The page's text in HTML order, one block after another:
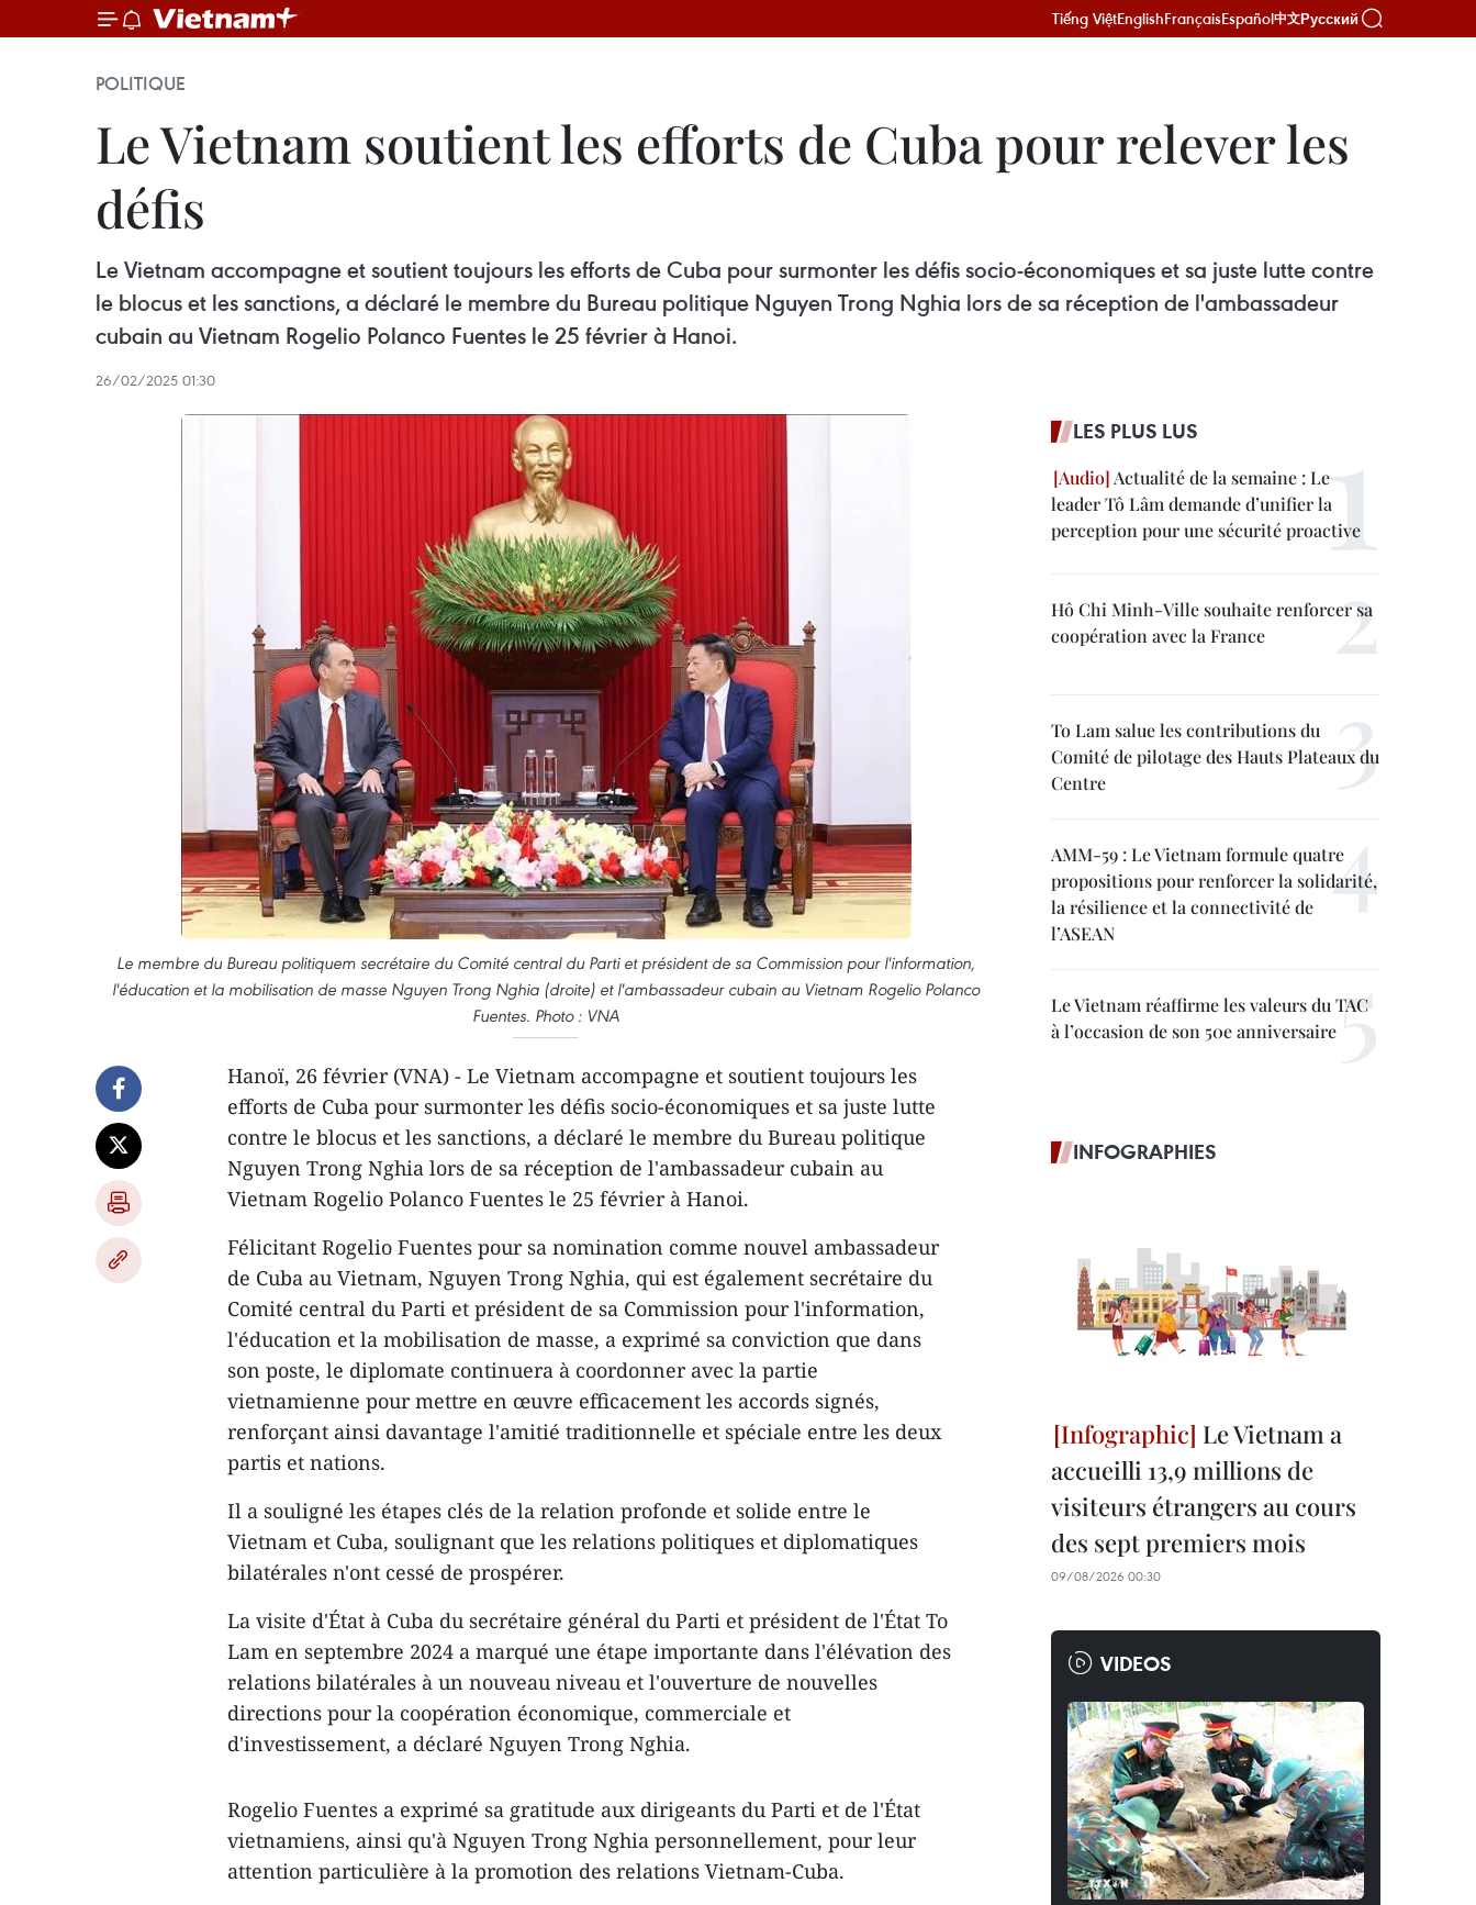
Tiếng ViệtEnglishFrançaisEspañol中文Русский
POLITIQUE
Le Vietnam soutient les efforts de Cuba pour relever les
défis
Le Vietnam accompagne et soutient toujours les efforts de Cuba pour surmonter les défis socio-économiques et sa juste lutte contre
le blocus et les sanctions, a déclaré le membre du Bureau politique Nguyen Trong Nghia lors de sa réception de l'ambassadeur
cubain au Vietnam Rogelio Polanco Fuentes le 25 février à Hanoi.
26/02/2025 01:30
Le membre du Bureau politiquem secrétaire du Comité central du Parti et président de sa Commission pour l'information,
l'éducation et la mobilisation de masse Nguyen Trong Nghia (droite) et l'ambassadeur cubain au Vietnam Rogelio Polanco
Fuentes. Photo : VNA
Hanoï, 26 février (VNA) - Le Vietnam accompagne et soutient toujours les
efforts de Cuba pour surmonter les défis socio-économiques et sa juste lutte
contre le blocus et les sanctions, a déclaré le membre du Bureau politique
Nguyen Trong Nghia lors de sa réception de l'ambassadeur cubain au
Vietnam Rogelio Polanco Fuentes le 25 février à Hanoi.
Félicitant Rogelio Fuentes pour sa nomination comme nouvel ambassadeur
de Cuba au Vietnam, Nguyen Trong Nghia, qui est également secrétaire du
Comité central du Parti et président de sa Commission pour l'information,
l'éducation et la mobilisation de masse, a exprimé sa conviction que dans
son poste, le diplomate continuera à coordonner avec la partie
vietnamienne pour mettre en œuvre efficacement les accords signés,
renforçant ainsi davantage l'amitié traditionnelle et spéciale entre les deux
partis et nations.
Il a souligné les étapes clés de la relation profonde et solide entre le
Vietnam et Cuba, soulignant que les relations politiques et diplomatiques
bilatérales n'ont cessé de prospérer.
La visite d'État à Cuba du secrétaire général du Parti et président de l'État To
Lam en septembre 2024 a marqué une étape importante dans l'élévation des
relations bilatérales à un nouveau niveau et l'ouverture de nouvelles
directions pour la coopération économique, commerciale et
d'investissement, a déclaré Nguyen Trong Nghia.
Rogelio Fuentes a exprimé sa gratitude aux dirigeants du Parti et de l'État
vietnamiens, ainsi qu'à Nguyen Trong Nghia personnellement, pour leur
attention particulière à la promotion des relations Vietnam-Cuba.
LES PLUS LUS
Actualité de la semaine : Le
leader Tô Lâm demande d’unifier la
perception pour une sécurité proactive
Hô Chi Minh-Ville souhaite renforcer sa
coopération avec la France
To Lam salue les contributions du
Comité de pilotage des Hauts Plateaux du
Centre
AMM-59 : Le Vietnam formule quatre
propositions pour renforcer la solidarité,
la résilience et la connectivité de
l’ASEAN
Le Vietnam réaffirme les valeurs du TAC
à l’occasion de son 50e anniversaire
INFOGRAPHIES
Le Vietnam a
accueilli 13,9 millions de
visiteurs étrangers au cours
des sept premiers mois
09/08/2026 00:30
VIDEOS